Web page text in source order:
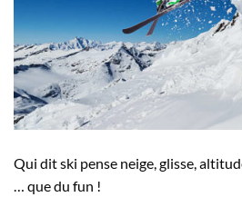
Qui dit ski pense neige, glisse,
… que du fun !